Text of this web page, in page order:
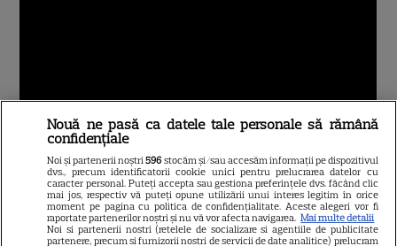
Nouă ne pasă ca datele tale personale să rămână
confidențiale
Noi și partenerii noștri596 stocăm și/sau accesăm informații pe dispozitivul
dvs., precum identificatorii cookie unici pentru prelucrarea datelor cu
caracter personal. Puteți accepta sau gestiona preferințele dvs. făcând clic
mai jos, respectiv vă puteți opune utilizării unui interes legitim în orice
moment pe pagina cu politica de confidențialitate. Aceste alegeri vor fi
raportate partenerilor noștri și nu vă vor afecta navigarea. Mai multe detalii
Noi si partenerii nostri (retelele de socializare si agentiile de publicitate
partenere, precum si furnizorii nostri de servicii de date analitice) prelucram